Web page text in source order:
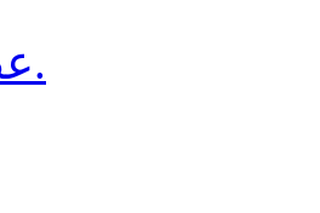
عضـــو شوید.